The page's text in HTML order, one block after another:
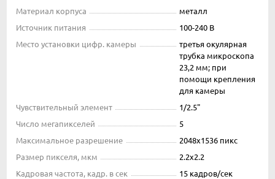
Материал корпуса
металл
Источник питания
100-240 В
Место установки цифр. камеры
третья окулярная
трубка микроскопа
23,2 мм; при
помощи крепления
для камеры
Чувствительный элемент
1/2.5"
Число мегапикселей
5
Максимальное разрешение
2048x1536 пикс
Размер пикселя, мкм
2.2x2.2
Кадровая частота, кадр. в сек
15 кадров/сек